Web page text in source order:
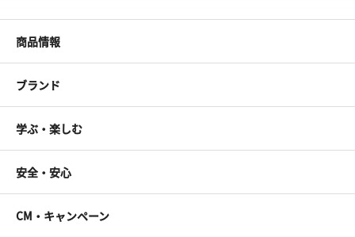
商品情報
ブランド
学ぶ・楽しむ
安全・安心
CM・キャンペーン